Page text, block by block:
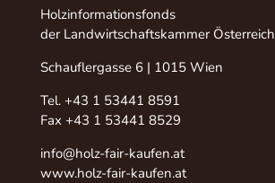
Holzinformationsfonds
der Landwirtschaftskammer Österreich
Schauflergasse 6 | 1015 Wien
Tel. +43 1 53441 8591
Fax +43 1 53441 8529
info@holz-fair-kaufen.at
www.holz-fair-kaufen.at